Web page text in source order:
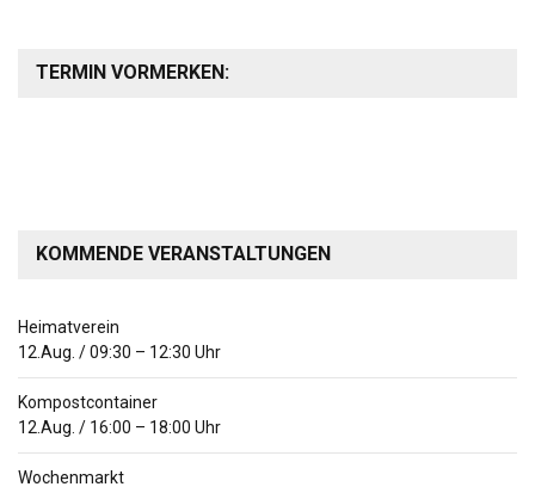
TERMIN VORMERKEN:
KOMMENDE VERANSTALTUNGEN
Heimatverein
12.Aug. /09:30 – 12:30 Uhr
Kompostcontainer
12.Aug. / 16:00 – 18:00 Uhr
Wochenmarkt